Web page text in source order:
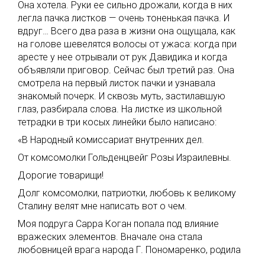
Она хотела. Руки ее сильно дрожали, когда в них
легла пачка листков — очень тоненькая пачка. И
вдруг… Всего два раза в жизни она ощущала, как
на голове шевелятся волосы от ужаса: когда при
аресте у нее отрывали от рук Давидика и когда
объявляли приговор. Сейчас был третий раз. Она
смотрела на первый листок пачки и узнавала
знакомый почерк. И сквозь муть, застилавшую
глаз, разбирала слова. На листке из школьной
тетрадки в три косых линейки было написано:
«В Народный комиссариат внутренних дел.
От комсомолки Гольденцвейг Розы Израилевны.
Дорогие товарищи!
Долг комсомолки, патриотки, любовь к великому
Сталину велят мне написать вот о чем.
Моя подруга Сарра Коган попала под влияние
вражеских элементов. Вначале она стала
любовницей врага народа Г. Пономаренко, родила